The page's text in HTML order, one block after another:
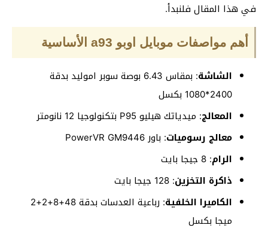
في هذا المقال فلنبدأ.
أهم مواصفات موبايل اوبو a93 الأساسية
الشاشة
: بمقاس 6.43 بوصة سوبر اموليد بدقة
2400*1080 بكسل
المعالج: ميدياتك هيليو P95 بتكنولوجيا 12 نانومتر
معالج رسوميات: باور PowerVR GM9446
الرام: 8 جيجا بايت
ذاكرة التخزين: 128 جيجا بايت
الكاميرا الخلفية
: رباعية العدسات بدقة 48+8+2+2
ميجا بكسل